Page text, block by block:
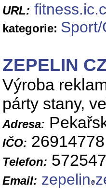
URL:
kategorie:
ZEPELIN
Výroba
párty stany,
Adresa:
IČO: 26914778
Telefon:
Email: zepelin